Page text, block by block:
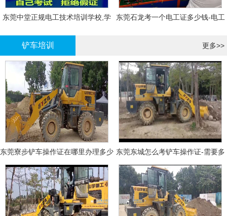
东莞中堂正规电工技术培训学校,学
东莞石龙考一个电工证多少钱-电工
铲车培训 更多>>
东莞寮步铲车操作证在哪里办理多少
钱
东莞东城怎么考铲车操作证-需要多
少钱?